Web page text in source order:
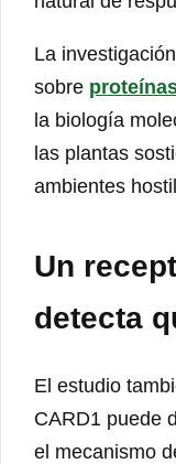
La
sobre
la biología
las plantas
ambientes
Un
detecta
El estudio
CARD1 puede
el mecanismo